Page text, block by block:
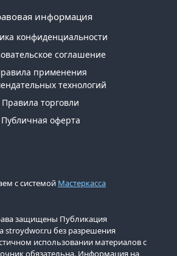
информация
конфиденциальности
соглашение
применения
технологий
Правила торговли
Публичная оферта
с системой Мастеркасса
защищены Публикация
stroydwor.ru без разрешения
использовании материалов с